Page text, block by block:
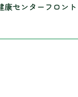
康センターフロント